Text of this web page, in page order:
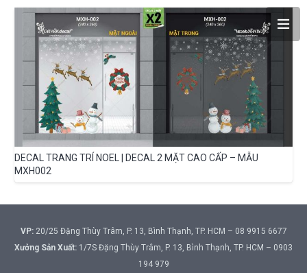
DECAL TRANG TRÍ NOEL | DECAL 2 MẶT CAO CẤP – MẪU
MXH002
VP:20/25 Đặng Thùy Trâm, P. 13, Bình Thạnh, TP. HCM – 08 9915 6677
Xưởng Sản Xuất: 1/7S Đặng Thùy Trâm, P. 13, Bình Thạnh, TP. HCM – 0903
194 979